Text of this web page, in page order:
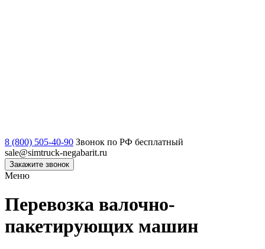
8 (800) 505-40-90 Звонок по РФ бесплатный
sale@simtruck-negabarit.ru
Закажите звонок
Меню
Перевозка валочно-
пакетирующих машин